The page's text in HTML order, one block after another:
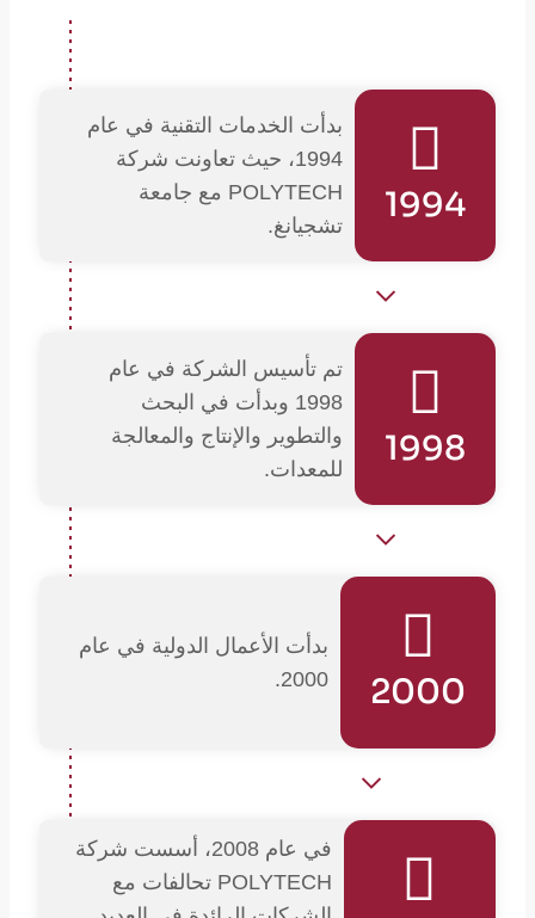
1994
بدأت الخدمات التقنية في عام
1994، حيث تعاونت شركة
POLYTECH مع جامعة
تشجيانغ.
1998
تم تأسيس الشركة في عام
1998 وبدأت في البحث
والتطوير والإنتاج والمعالجة
للمعدات.
2000
بدأت الأعمال الدولية في عام
2000.
في عام 2008، أسست شركة
POLYTECH تحالفات مع